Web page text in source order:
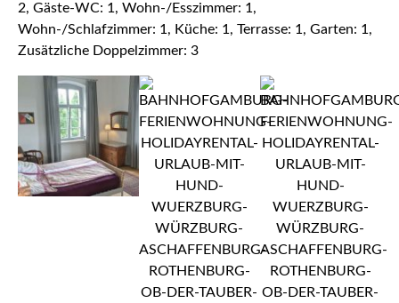
2, Gäste-WC: 1, Wohn-/Esszimmer: 1,
Wohn-/Schlafzimmer: 1, Küche: 1, Terrasse: 1, Garten: 1,
Zusätzliche Doppelzimmer: 3